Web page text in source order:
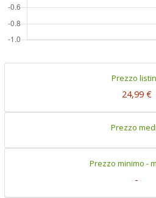
Prezzo
24,99 €
Prezzo
Prezzo minimo -
-